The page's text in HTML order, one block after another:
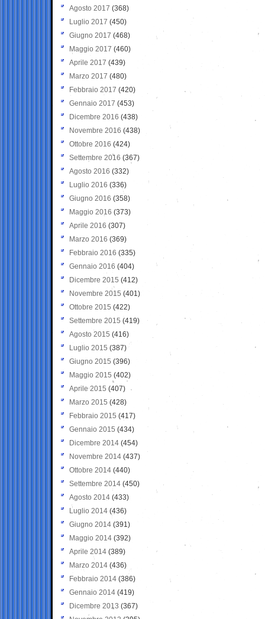
Agosto 2017 (368)
Luglio 2017 (450)
Giugno 2017 (468)
Maggio 2017 (460)
Aprile 2017 (439)
Marzo 2017 (480)
Febbraio 2017 (420)
Gennaio 2017 (453)
Dicembre 2016 (438)
Novembre 2016 (438)
Ottobre 2016 (424)
Settembre 2016 (367)
Agosto 2016 (332)
Luglio 2016 (336)
Giugno 2016 (358)
Maggio 2016 (373)
Aprile 2016 (307)
Marzo 2016 (369)
Febbraio 2016 (335)
Gennaio 2016 (404)
Dicembre 2015 (412)
Novembre 2015 (401)
Ottobre 2015 (422)
Settembre 2015 (419)
Agosto 2015 (416)
Luglio 2015 (387)
Giugno 2015 (396)
Maggio 2015 (402)
Aprile 2015 (407)
Marzo 2015 (428)
Febbraio 2015 (417)
Gennaio 2015 (434)
Dicembre 2014 (454)
Novembre 2014 (437)
Ottobre 2014 (440)
Settembre 2014 (450)
Agosto 2014 (433)
Luglio 2014 (436)
Giugno 2014 (391)
Maggio 2014 (392)
Aprile 2014 (389)
Marzo 2014 (436)
Febbraio 2014 (386)
Gennaio 2014 (419)
Dicembre 2013 (367)